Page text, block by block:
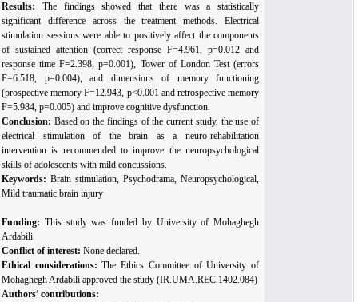
Results:The findings showed that there was a statistically
significant difference across the treatment methods. Electrical
stimulation sessions were able to positively affect the components
of sustained attention (correct response F=4.961, p=0.012 and
response time F=2.398, p=0.001), Tower of London Test (errors
F=6.518, p=0.004), and dimensions of memory functioning
(prospective memory F=12.943, p<0.001 and retrospective memory
F=5.984, p=0.005) and improve cognitive dysfunction.
Conclusion:Based on the findings of the current study, the use of
electrical stimulation of the brain as a neuro-rehabilitation
intervention is recommended to improve the neuropsychological
skills of adolescents with mild concussions.
Keywords:Brain stimulation, Psychodrama, Neuropsychological,
Mild traumatic brain injury
Funding:This study was funded by University of Mohaghegh
Ardabili
Conflict of interest:None declared.
Ethical considerations:The Ethics Committee of University of
Mohaghegh Ardabili approved the study (IR.UMA.REC.1402.084)
Authors’ contributions: